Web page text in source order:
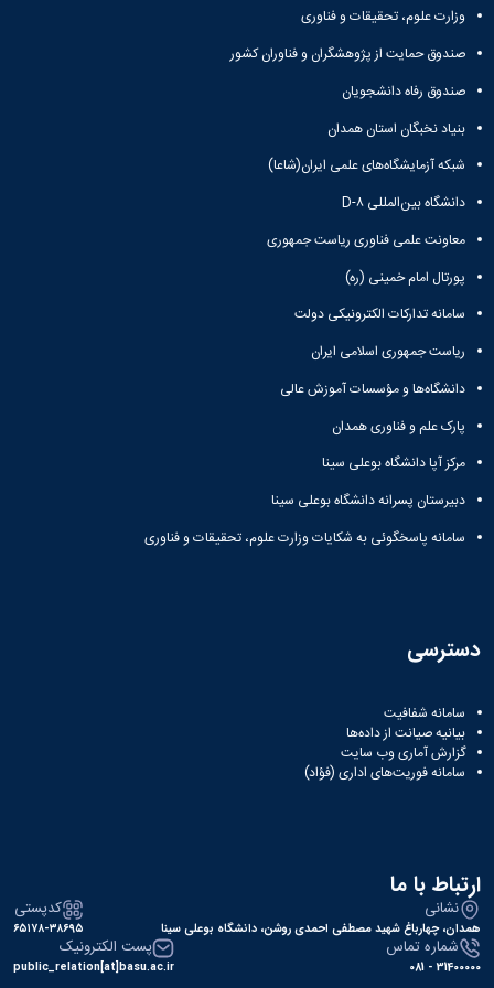
وزارت علوم، تحقیقات و فناوری
صندوق حمایت از پژوهشگران و فناوران کشور
صندوق رفاه دانشجویان
بنیاد نخبگان استان همدان
شبکه آزمایشگاه‌های علمی ایران(شاعا)
دانشگاه بین‌المللی D-۸
معاونت علمی فناوری ریاست جمهوری
پورتال امام خمینی (ره)
سامانه تدارکات الکترونیکی دولت
ریاست جمهوری اسلامی ایران
دانشگاه‌ها و مؤسسات آموزش عالی
پارک علم و فناوری همدان
مرکز آپا دانشگاه بوعلی سینا
دبیرستان پسرانه دانشگاه بوعلی سینا
سامانه پاسخگوئی به شکایات وزارت علوم، تحقیقات و فناوری
دسترسی
سامانه شفافیت
بیانیه صیانت از داده‌ها
گزارش آماری وب‌ سایت
سامانه فوریت‌های اداری (فؤاد)
ارتباط با ما
نشانی
همدان، چهارباغ شهید مصطفی احمدی روشن، دانشگاه بوعلی سینا
کدپستی
۶۵۱۷۸-۳۸۶۹۵
شماره تماس
31400000 - 081
پست الکترونیک
public_relation[at]basu.ac.ir